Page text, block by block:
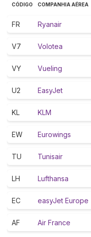
CÓDIGO COMPANHIA AÉREA
FR Ryanair
V7 Volotea
VY Vueling
U2 EasyJet
KL KLM
EW Eurowings
TU Tunisair
LH Lufthansa
EC easyJet Europe
AF Air France